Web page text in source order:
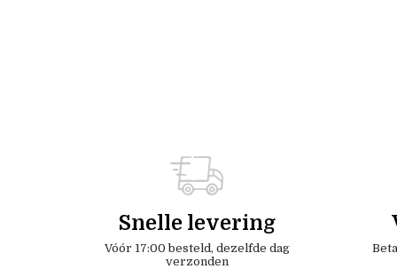
Snelle levering
Vóór 17:00 besteld, dezelfde dag
verzonden